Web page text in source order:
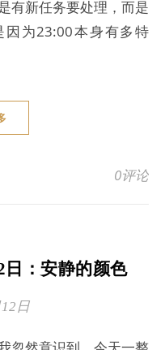
有新任务要处理，而是
为23:00本身有多特
0评论
日：安静的颜色
日